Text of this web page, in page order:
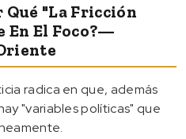
Qué "la Fricción
En El Foco?—
radica en que, además
"variables políticas" que